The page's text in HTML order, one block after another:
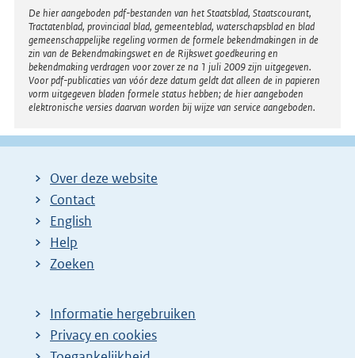
n
e
l
i
n
k
:
Disclaimer
De hier aangeboden pdf-bestanden van het Staatsblad, Staatscourant,
Tractatenblad, provinciaal blad, gemeenteblad, waterschapsblad en blad
gemeenschappelijke regeling vormen de formele bekendmakingen in de
zin van de Bekendmakingswet en de Rijkswet goedkeuring en
bekendmaking verdragen voor zover ze na 1 juli 2009 zijn uitgegeven.
Voor pdf-publicaties van vóór deze datum geldt dat alleen de in papieren
vorm uitgegeven bladen formele status hebben; de hier aangeboden
elektronische versies daarvan worden bij wijze van service aangeboden.
Over deze website
Contact
English
Help
Zoeken
Informatie hergebruiken
Privacy en cookies